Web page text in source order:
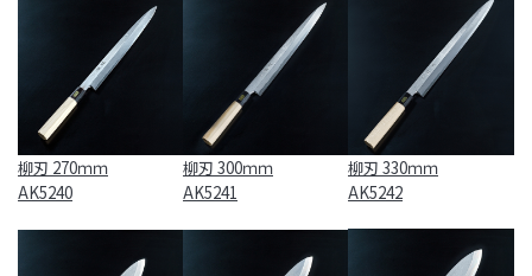
柳刃 270ｍｍ
AK5240
柳刃 300ｍｍ
AK5241
柳刃 330ｍｍ
AK5242